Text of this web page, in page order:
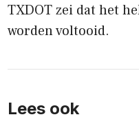
TXDOT zei dat het
worden voltooid.
Lees ook